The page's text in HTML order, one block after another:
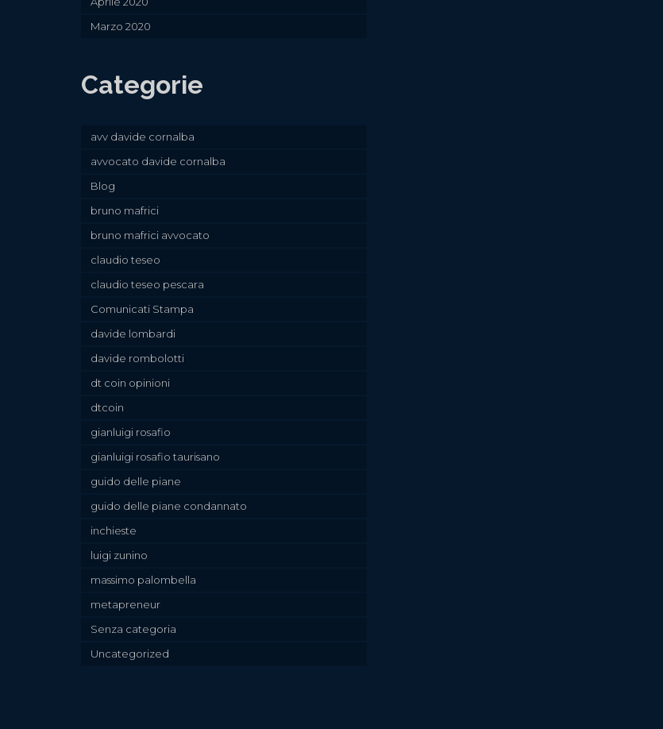
Marzo 2020
Categorie
avv davide cornalba
avvocato davide cornalba
Blog
bruno mafrici
bruno mafrici avvocato
claudio teseo
claudio teseo pescara
Comunicati Stampa
davide lombardi
davide rombolotti
dt coin opinioni
dtcoin
gianluigi rosafio
gianluigi rosafio taurisano
guido delle piane
guido delle piane condannato
inchieste
luigi zunino
massimo palombella
metapreneur
Senza categoria
Uncategorized